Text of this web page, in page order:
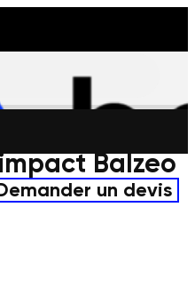
Balzeo
un devis